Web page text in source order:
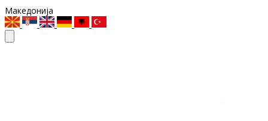
Македонија